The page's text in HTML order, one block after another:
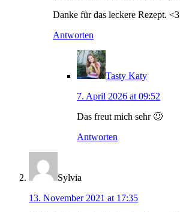
Danke für das leckere Rezept. <3
Antworten
Tasty Katy
7. April 2026 at 09:52
Das freut mich sehr 🙂
Antworten
Sylvia
13. November 2021 at 17:35